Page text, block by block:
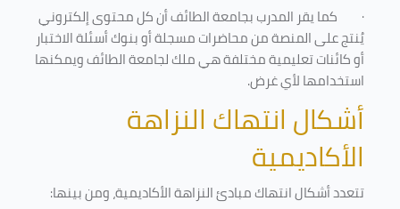
· كما يقر المدرب بجامعة الطائف أن كل محتوى إلكتروني
يُنتج على المنصة من محاضرات مسجلة أو بنوك أسئلة الاختبار
أو كائنات تعليمية مختلفة هي ملك لجامعة الطائف ويمكنها
استخدامها لأي غرض.
أشكال انتهاك النزاهة
الأكاديمية
تتعدد أشكال انتهاك مبادئ النزاهة الأكاديمية، ومن بينها: